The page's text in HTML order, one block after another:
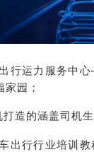
行运力服务中
园；
造的涵盖司机
出行行业培训